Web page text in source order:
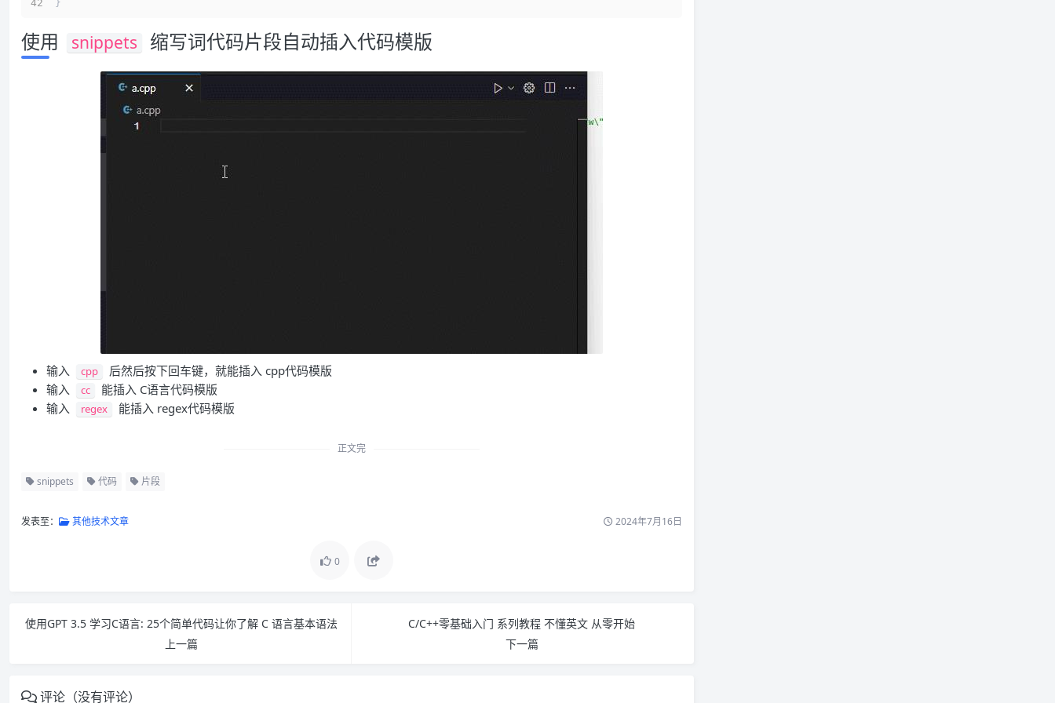
}
使用 snippets 缩写词代码片段自动插入代码模版
输入 cpp
后然后按下回车键，就能插入 cpp代码模版
输入
cc
能插入 C语言代码模版
输入
regex 能插入 regex代码模版
正文完
snippets 代码 片段
发表至： 其他技术文章 2024年7月16日
0
使用GPT 3.5 学习C语言: 25个简单代码让你了解 C 语言基本语法
上一篇
C/C++零基础入门 系列教程 不懂英文 从零开始
下一篇
评论（没有评论）